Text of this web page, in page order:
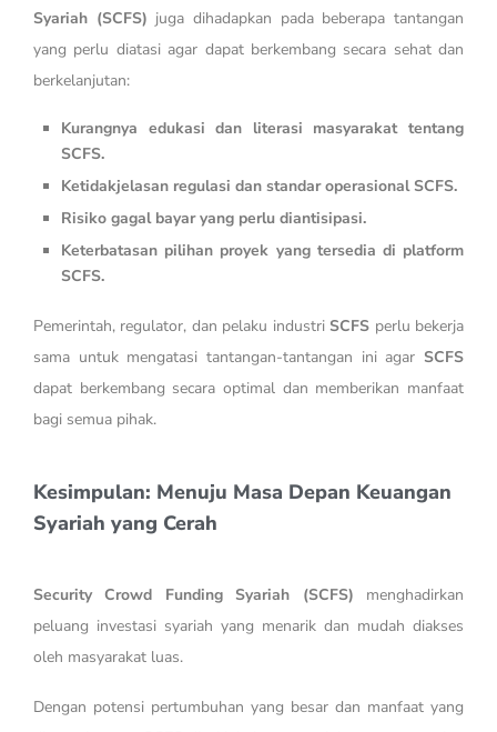
Syariah (SCFS) juga dihadapkan pada beberapa tantangan
yang perlu diatasi agar dapat berkembang secara sehat dan
berkelanjutan:
Kurangnya edukasi dan literasi masyarakat tentang
SCFS.
Ketidakjelasan regulasi dan standar operasional SCFS.
Risiko gagal bayar yang perlu diantisipasi.
Keterbatasan pilihan proyek yang tersedia di platform
SCFS.
Pemerintah, regulator, dan pelaku industri SCFS perlu bekerja
sama untuk mengatasi tantangan-tantangan ini agar SCFS
dapat berkembang secara optimal dan memberikan manfaat
bagi semua pihak.
Kesimpulan: Menuju Masa Depan Keuangan
Syariah yang Cerah
Security Crowd Funding Syariah (SCFS) menghadirkan
peluang investasi syariah yang menarik dan mudah diakses
oleh masyarakat luas.
Dengan potensi pertumbuhan yang besar dan manfaat yang